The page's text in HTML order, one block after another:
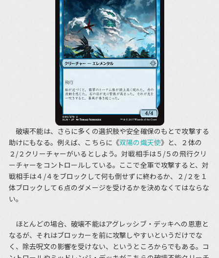
破壊不能は、さらに多くの選択肢や安全確保のもとで攻撃する
助けにもなる。例えば、こちらに《双陽の熾天使》と、２体の
２/２クリーチャーがいるとしよう。対戦相手は５/５の飛行クリ
ーチャーをコントロールしている。ここで全軍で攻撃すると、対
戦相手は４/４をブロックして何も倒せずに終わるか、２/２を１
体ブロックして６点のダメージを受けるかを決めなくてはならな
い。
ほとんどの場合、破壊不能はアグレッシブ・デッキへの恩恵と
なるが、それはブロッカーを前に攻撃しやすいというだけでな
く、除去呪文の影響を受けない、というところからでもある。コ